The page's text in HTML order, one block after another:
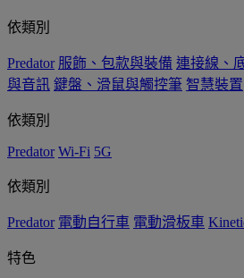
依類別
Predator 服飾、包款與裝備 連接線、
與音訊 鍵盤、滑鼠與觸控筆 智慧裝置
依類別
Predator Wi-Fi 5G
依類別
Predator 電動自行車 電動滑板車
特色